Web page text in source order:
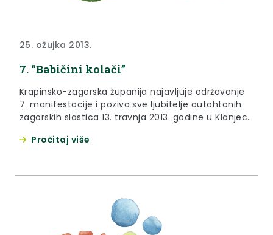
25. ožujka 2013.
7. “Babičini kolači”
Krapinsko-zagorska županija najavljuje održavanje
7. manifestacije i poziva sve ljubitelje autohtonih
zagorskih slastica 13. travnja 2013. godine u Klanjec
Lijepe naše 41
Pročitaj više